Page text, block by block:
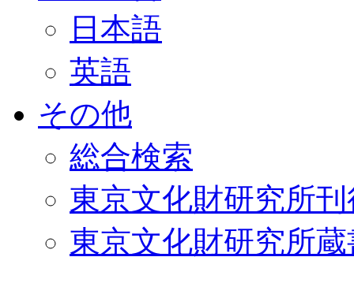
日本語
英語
その他
総合検索
東京文化財研究所
東京文化財研究所